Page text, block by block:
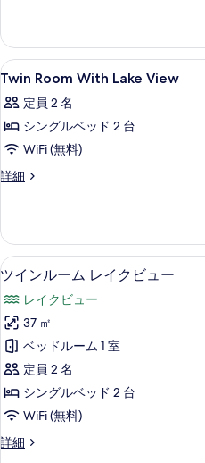
条
件
て
の
写
真
を
表
示
る
View
の
詳
Twin
Room
With
Lake
View
の
て
の
写
真
を
表
示
す
る
9
Twin Room With Lake View
定員 2 名
シングルベッド 2 台
WiFi (無料)
詳細
Twin
View
の
詳
ツ
ン
ル
ー
ム
レ
ク
10
ツインルーム レイクビュー
レイクビュー
37 ㎡
ベッドルーム 1 室
定員 2 名
シングルベッド 2 台
WiFi (無料)
詳細
ツ